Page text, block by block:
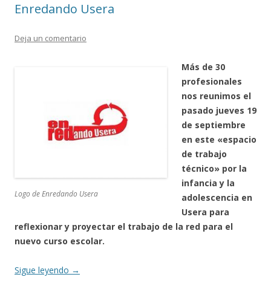
Enredando Usera
Deja un comentario
Logo de Enredando Usera
Más de 30
profesionales
nos reunimos el
pasado jueves 19
de septiembre
en este «espacio
de trabajo
técnico» por la
infancia y la
adolescencia en
Usera para
reflexionar y proyectar el trabajo de la red para el
nuevo curso escolar.
Sigue leyendo →